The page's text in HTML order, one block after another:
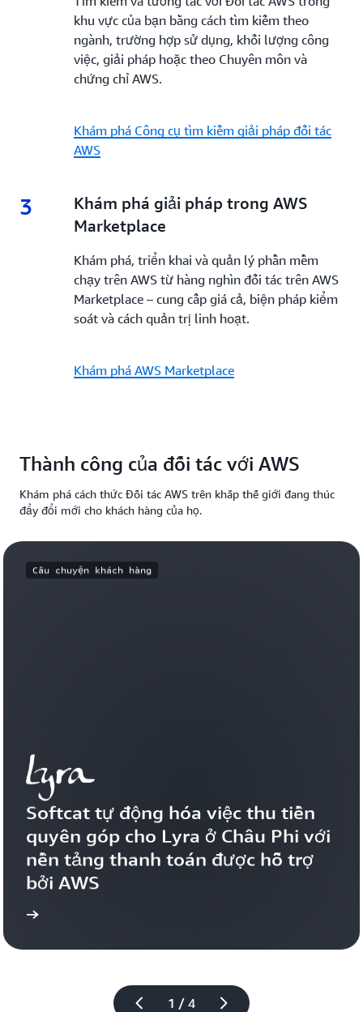
khu vực của bạn bằng cách tìm kiếm theo
ngành, trường hợp sử dụng, khối lượng công
việc, giải pháp hoặc theo Chuyên môn và
chứng chỉ AWS.
Khám phá Công cụ tìm kiếm giải pháp đối tác
AWS
3 3.
Khám phá giải pháp trong AWS
Marketplace
Khám phá, triển khai và quản lý phần mềm
chạy trên AWS từ hàng nghìn đối tác trên AWS
Marketplace – cung cấp giá cả, biện pháp kiểm
soát và cách quản trị linh hoạt.
Khám phá AWS Marketplace
Thành công của đối tác với AWS
Khám phá cách thức Đối tác AWS trên khắp thế giới đang thúc
đẩy đổi mới cho khách hàng của họ.
1 / 4
Câu chuyện khách hàng
Softcat tự động hóa việc thu tiền
quyên góp cho Lyra ở Châu Phi với
nền tảng thanh toán được hỗ trợ
bởi AWS
Tìm hiểu